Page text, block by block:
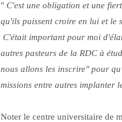
" C'est une obligation et une
qu'ils puissent croire en lui et le
C'était important pour moi
autres pasteurs de la RDC à
nous allons les inscrire" pour
missions entre autres implanter
Noter le centre universitaire de